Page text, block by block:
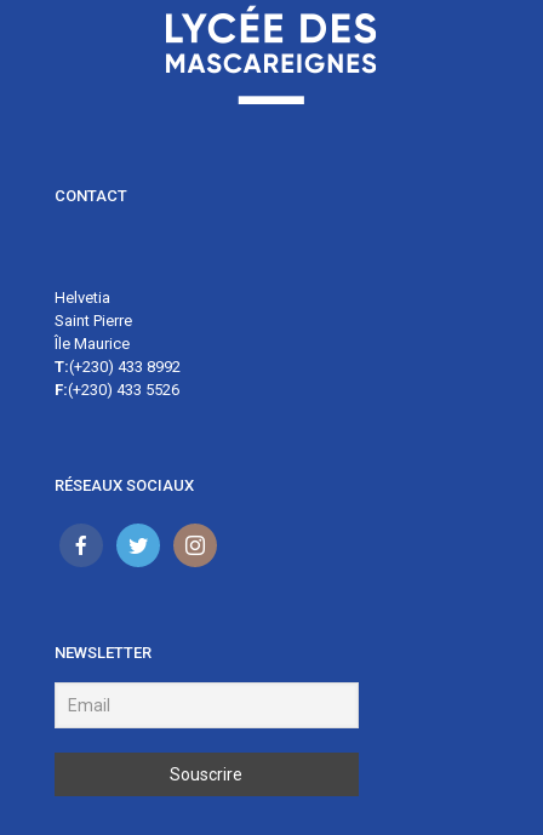
CONTACT
Helvetia
Saint Pierre
Île Maurice
T:(+230) 433 8992
F:(+230) 433 5526
RÉSEAUX SOCIAUX
NEWSLETTER